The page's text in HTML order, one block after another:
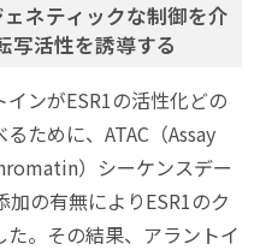
ネティックな制御を介
写活性を誘導する
ンがESR1の活性化どの
ために、ATAC（Assay
）シーケンスデー
の有無によりESR1のク
。その結果、アラントイ